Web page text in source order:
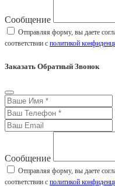
Сообщение
Отправляя форму, вы даете
соответствии с политикой
Заказать Обратный Звонок
Сообщение
Отправляя форму, вы даете
соответствии с политикой